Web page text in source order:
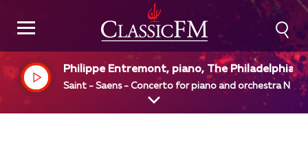
Philippe Entremont, piano, The Philadelphia
hestra, Eugene Ormandy, dir
Saint - Saens - Concerto for piano and orchestra N 4